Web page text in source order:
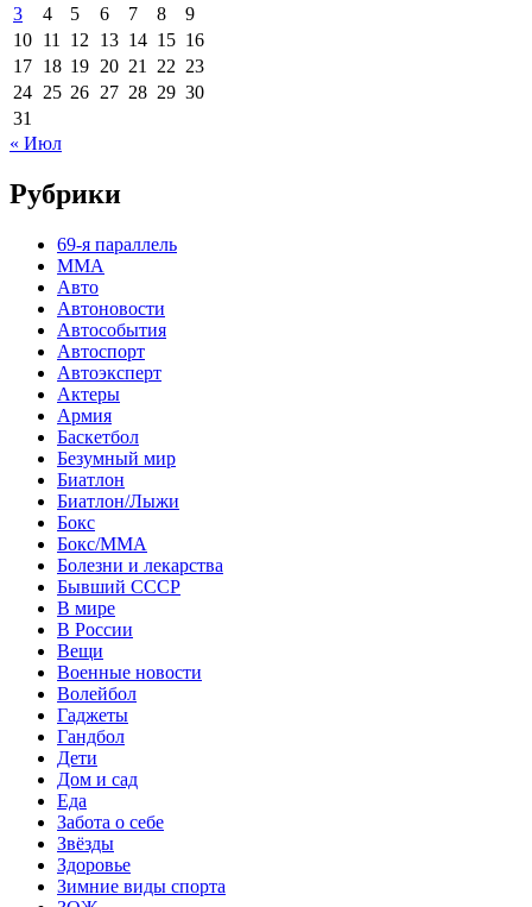
3
4 5 6 7 8
9
10 11 12 13 14 15 16
17 18 19 20 21 22 23
24 25 26 27 28 29 30
31
« Июл
Рубрики
69-я параллель
MMA
Авто
Автоновости
Автособытия
Автоспорт
Автоэксперт
Актеры
Армия
Баскетбол
Безумный мир
Биатлон
Биатлон/Лыжи
Бокс
Бокс/MMA
Болезни и лекарства
Бывший СССР
В мире
В России
Вещи
Военные новости
Волейбол
Гаджеты
Гандбол
Дети
Дом и сад
Еда
Забота о себе
Звёзды
Здоровье
Зимние виды спорта